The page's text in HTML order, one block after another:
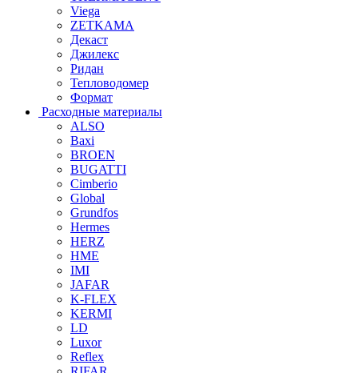
Viega
ZETKAMA
Декаст
Джилекс
Ридан
Тепловодомер
Формат
Расходные материалы
ALSO
Baxi
BROEN
BUGATTI
Cimberio
Global
Grundfos
Hermes
HERZ
HME
IMI
JAFAR
K-FLEX
KERMI
LD
Luxor
Reflex